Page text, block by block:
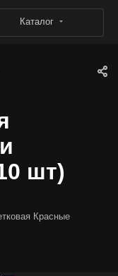
Каталог
шт)
Красные